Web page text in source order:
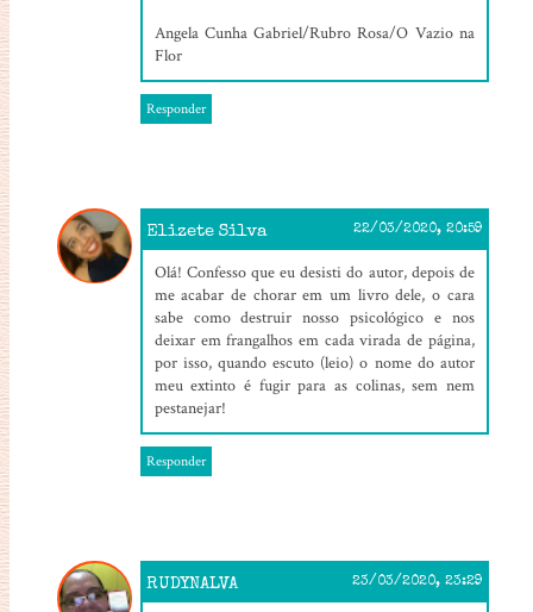
Angela Cunha Gabriel/Rubro Rosa/O Vazio na
Flor
Responder
Elizete Silva 22/03/2020, 20:59
Olá! Confesso que eu desisti do autor, depois de
me acabar de chorar em um livro dele, o cara
sabe como destruir nosso psicológico e nos
deixar em frangalhos em cada virada de página,
por isso, quando escuto (leio) o nome do autor
meu extinto é fugir para as colinas, sem nem
pestanejar!
Responder
RUDYNALVA 23/03/2020, 23:29